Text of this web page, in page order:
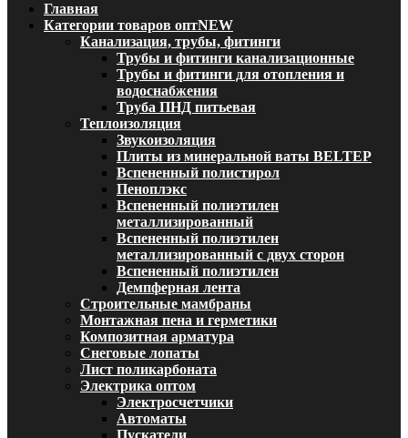
Главная
Категории товаров оптNEW
Канализация, трубы, фитинги
Трубы и фитинги канализационные
Трубы и фитинги для отопления и
водоснабжения
Труба ПНД питьевая
Теплоизоляция
Звукоизоляция
Плиты из минеральной ваты BELTEP
Вспененный полистирол
Пеноплэкс
Вспененный полиэтилен
металлизированный
Вспененный полиэтилен
металлизированный с двух сторон
Вспененный полиэтилен
Демпферная лента
Строительные мамбраны
Монтажная пена и герметики
Композитная арматура
Снеговые лопаты
Лист поликарбоната
Электрика оптом
Электросчетчики
Автоматы
Пускатели